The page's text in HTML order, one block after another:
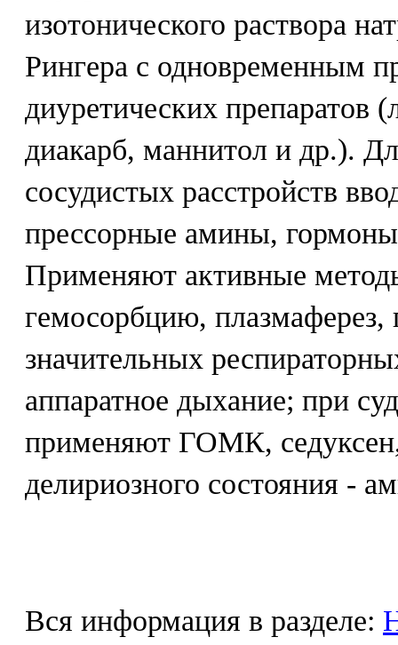
изотонического раствора
Рингера с одновременным
диуретических препаратов
диакарб, маннитол и др.).
сосудистых расстройств
прессорные амины,
Применяют активные
гемосорбцию, плазмаферез,
значительных
аппаратное дыхание; при
применяют ГОМК,
делириозного состояния -
Вся информация в разделе: